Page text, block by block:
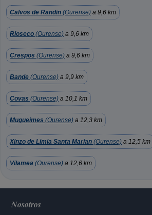
Calvos de Randin (Ourense) a 9,6 km
Rioseco (Ourense) a 9,6 km
Crespos (Ourense) a 9,6 km
Bande (Ourense) a 9,9 km
Covas (Ourense) a 10,1 km
Mugueimes (Ourense) a 12,3 km
Xinzo de Limia Santa Marian (Ourense) a 12,5 km
Vilamea (Ourense) a 12,6 km
Nosotros